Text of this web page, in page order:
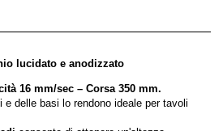
lucidato e anodizzato
16 mm/sec – Corsa 350 mm.
e delle basi lo rendono ideale per tavoli